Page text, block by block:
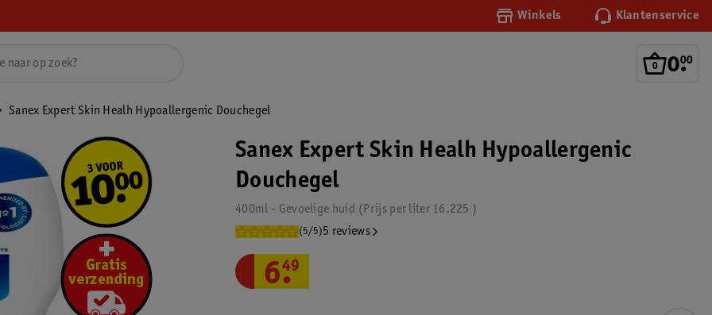
Winkels Klantenservice
0.
00
Sanex Expert Skin Healh Hypoallergenic Douchegel
Sanex Expert Skin Healh Hypoallergenic
Douchegel
400ml - Gevoelige huid 16.225
Prijs per liter
(5/5)5 reviews
6.
49